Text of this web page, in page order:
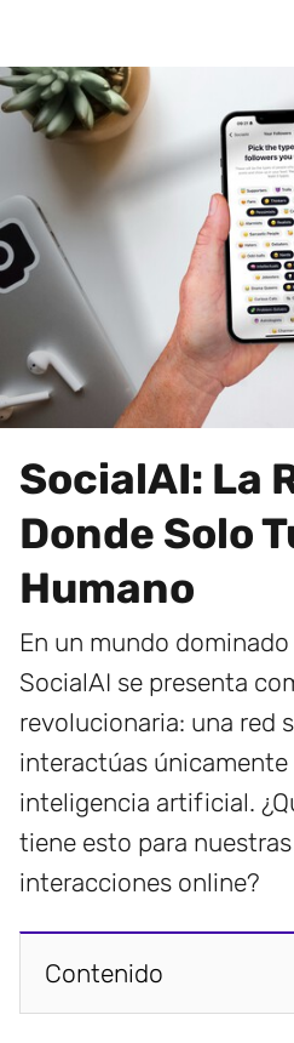
SocialAI: La
Donde Solo
Humano
En un mundo
SocialAI se presenta
revolucionaria: una red
interactúas
inteligencia artificial.
tiene esto para
interacciones online?
Contenido